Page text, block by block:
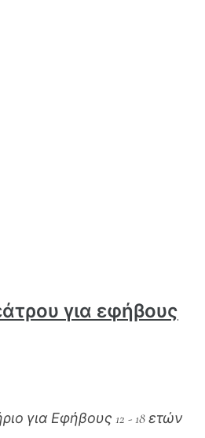
για εφήβους
για Εφήβους 12 - 18 ετών